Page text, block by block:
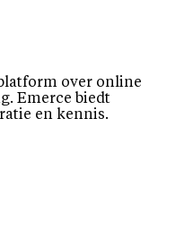
over online
Emerce biedt
en kennis.